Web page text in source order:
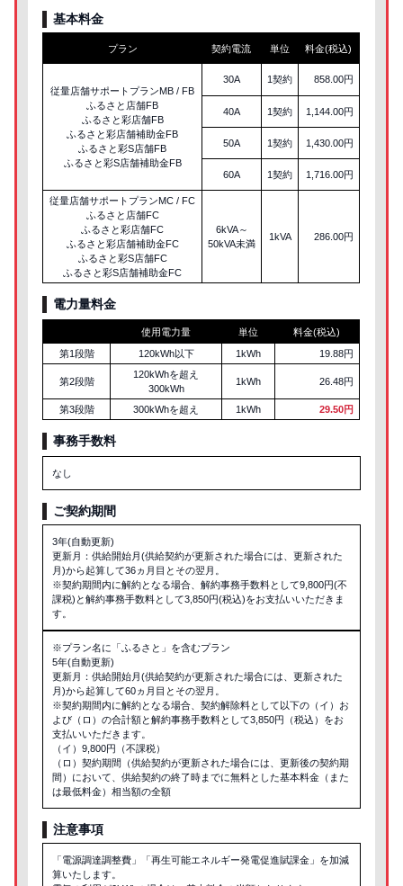
基本料金
プラン 契約電流 単位 料金(税込)
従量店舗サポートプランMB / FB
ふるさと店舗FB
ふるさと彩店舗FB
ふるさと彩店舗補助金FB
ふるさと彩S店舗FB
ふるさと彩S店舗補助金FB
30A 1契約 858.00円
40A 1契約 1,144.00円
50A 1契約 1,430.00円
60A 1契約 1,716.00円
従量店舗サポートプランMC / FC
ふるさと店舗FC
ふるさと彩店舗FC
ふるさと彩店舗補助金FC
ふるさと彩S店舗FC
ふるさと彩S店舗補助金FC
6kVA～
50kVA未満
1kVA 286.00円
電力量料金
使用電力量 単位
料金(税込)
第1段階
120kWh以下 1kWh 19.88円
第2段階
120kWhを超え
300kWh
1kWh 26.48円
第3段階 300kWhを超え 1kWh 29.50円
事務手数料
なし
ご契約期間
3年(自動更新)
更新月：供給開始月(供給契約が更新された場合には、更新された
月)から起算して36ヵ月目とその翌月。
※契約期間内に解約となる場合、解約事務手数料として9,800円(不
課税)と解約事務手数料として3,850円(税込)をお支払いいただきま
す。
※プラン名に「ふるさと」を含むプラン
5年(自動更新)
更新月：供給開始月(供給契約が更新された場合には、更新された
月)から起算して60ヵ月目とその翌月。
※契約期間内に解約となる場合、契約解除料として以下の（イ）お
よび（ロ）の合計額と解約事務手数料として3,850円（税込）をお
支払いいただきます。
（イ）9,800円（不課税）
（ロ）契約期間（供給契約が更新された場合には、更新後の契約期
間）において、供給契約の終了時までに無料とした基本料金（また
は最低料金）相当額の全額
注意事項
「電源調達調整費」「再生可能エネルギー発電促進賦課金」を加減
算いたします。